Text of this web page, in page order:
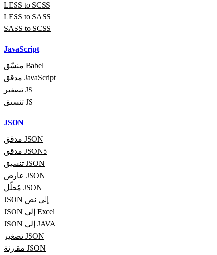
LESS to SCSS
LESS to SASS
SASS to SCSS
JavaScript
منسّق Babel
مدقق JavaScript
تصغير JS
تنسيق JS
JSON
مدقق JSON
مدقق JSON5
تنسيق JSON
عارض JSON
مُحلّل JSON
JSON إلى نص
JSON إلى Excel
JSON إلى JAVA
تصغير JSON
مقارنة JSON